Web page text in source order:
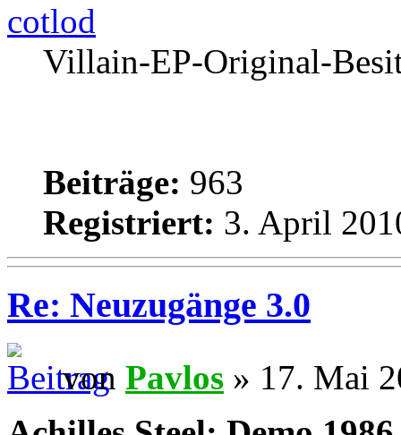
cotlod
Villain-EP-Original-
Beiträge: 963
Registriert: 3. April
Re: Neuzugänge 3.0
von Pavlos » 17. Mai